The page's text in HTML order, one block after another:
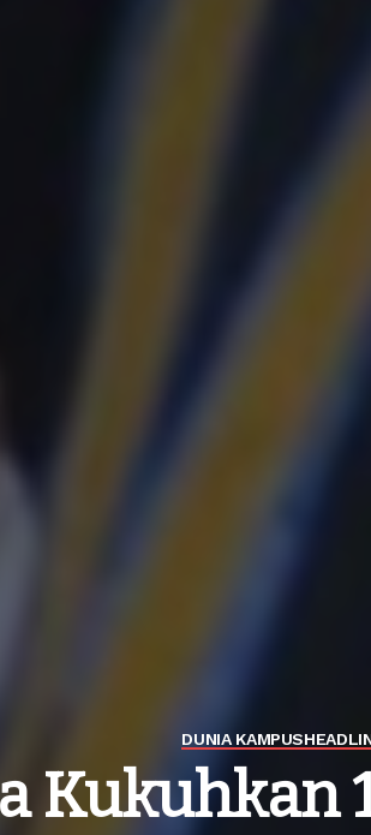
DUNIA KAMPUS
Kukuhkan